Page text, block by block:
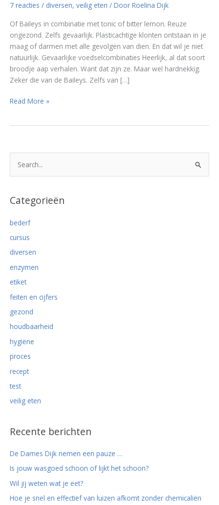
7 reacties / diversen, veilig eten / Door Roelina Dijk
Of Baileys in combinatie met tonic of bitter lemon. Reuze
ongezond. Zelfs gevaarlijk. Plasticachtige klonten ontstaan in je
maag of darmen met alle gevolgen van dien. En dat wil je niet
natuurlijk. Gevaarlijke voedselcombinaties Heerlijk, al dat soort
broodje aap verhalen. Want dat zijn ze. Maar wel hardnekkig.
Zeker die van de Baileys. Zelfs van […]
Let
levensgevaarlijk:
melk!
Read More »
k
a
a
r
:
Categorieën
bederf
cursus
diversen
enzymen
etiket
feiten en cijfers
gezond
houdbaarheid
hygiëne
proces
recept
test
veilig eten
Recente berichten
De Dames Dijk nemen een pauze …
Is jouw wasgoed schoon of lijkt het schoon?
Wil jij weten wat je eet?
Hoe je snel en effectief van luizen afkomt zonder chemicaliën